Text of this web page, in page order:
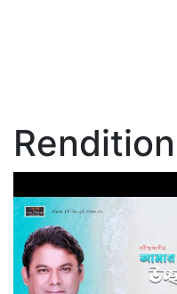
Rendition